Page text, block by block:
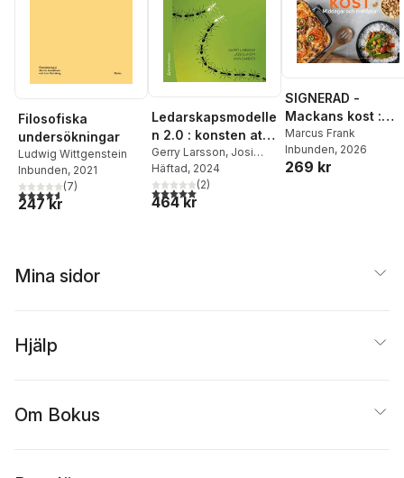
Filosofiska
undersökningar
Ludwig Wittgenstein
Inbunden, 2021
4,6utav 5 stjärnor. Totalt antal röster:
(7)
247 kr
Ledarskapsmodelle
n 2.0 : konsten att
matcha individuella
och
organisatoriska
förutsättningar
Gerry Larsson, Josi
Lundin, Ann Zander
Häftad, 2024
5,0utav 5 stjärnor. Totalt antal röster:
(2)
464 kr
SIGNERAD -
Mackans kost :
Middagar och
matlådor
Marcus Frank
Inbunden, 2026
269 kr
Mina sidor
Hjälp
Om Bokus